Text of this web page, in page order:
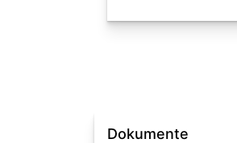
Dokumente